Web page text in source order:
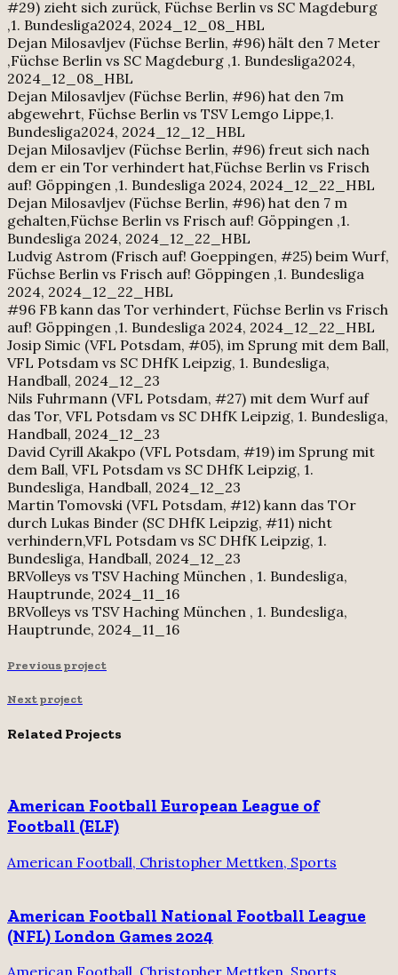
#29) zieht sich zurück, Füchse Berlin vs SC Magdeburg
,1. Bundesliga2024, 2024_12_08_HBL
Dejan Milosavljev (Füchse Berlin, #96) hält den 7 Meter
,Füchse Berlin vs SC Magdeburg ,1. Bundesliga2024,
2024_12_08_HBL
Dejan Milosavljev (Füchse Berlin, #96) hat den 7m
abgewehrt, Füchse Berlin vs TSV Lemgo Lippe,1.
Bundesliga2024, 2024_12_12_HBL
Dejan Milosavljev (Füchse Berlin, #96) freut sich nach
dem er ein Tor verhindert hat,Füchse Berlin vs Frisch
auf! Göppingen ,1. Bundesliga 2024, 2024_12_22_HBL
Dejan Milosavljev (Füchse Berlin, #96) hat den 7 m
gehalten,Füchse Berlin vs Frisch auf! Göppingen ,1.
Bundesliga 2024, 2024_12_22_HBL
Ludvig Astrom (Frisch auf! Goeppingen, #25) beim Wurf,
Füchse Berlin vs Frisch auf! Göppingen ,1. Bundesliga
2024, 2024_12_22_HBL
#96 FB kann das Tor verhindert, Füchse Berlin vs Frisch
auf! Göppingen ,1. Bundesliga 2024, 2024_12_22_HBL
Josip Simic (VFL Potsdam, #05), im Sprung mit dem Ball,
VFL Potsdam vs SC DHfK Leipzig, 1. Bundesliga,
Handball, 2024_12_23
Nils Fuhrmann (VFL Potsdam, #27) mit dem Wurf auf
das Tor, VFL Potsdam vs SC DHfK Leipzig, 1. Bundesliga,
Handball, 2024_12_23
David Cyrill Akakpo (VFL Potsdam, #19) im Sprung mit
dem Ball, VFL Potsdam vs SC DHfK Leipzig, 1.
Bundesliga, Handball, 2024_12_23
Martin Tomovski (VFL Potsdam, #12) kann das TOr
durch Lukas Binder (SC DHfK Leipzig, #11) nicht
verhindern,VFL Potsdam vs SC DHfK Leipzig, 1.
Bundesliga, Handball, 2024_12_23
BRVolleys vs TSV Haching München , 1. Bundesliga,
Hauptrunde, 2024_11_16
BRVolleys vs TSV Haching München , 1. Bundesliga,
Hauptrunde, 2024_11_16
Previous project
Next project
Related Projects
American Football European League of
Football (ELF)
American Football, Christopher Mettken, Sports
American Football National Football League
(NFL) London Games 2024